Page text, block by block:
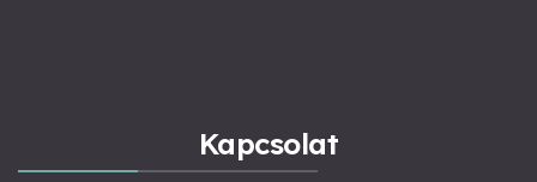
Kapcsolat